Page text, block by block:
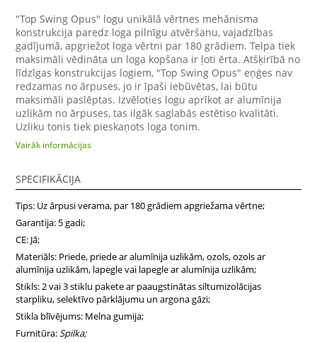
"Top Swing Opus" logu unikālā vērtnes mehānisma
konstrukcija paredz loga pilnīgu atvēršanu, vajadzības
gadījumā, apgriežot loga vērtni par 180 grādiem. Telpa tiek
maksimāli vēdināta un loga kopšana ir ļoti ērta. Atšķirībā no
līdzīgas konstrukcijas logiem, "Top Swing Opus" eņģes nav
redzamas no ārpuses, jo ir īpaši iebūvētas, lai būtu
maksimāli paslēptas. Izvēloties logu aprīkot ar alumīnija
uzlikām no ārpuses, tas ilgāk saglabās estētiso kvalitāti.
Uzliku tonis tiek pieskaņots loga tonim.
Vairāk informācijas
SPECIFIKĀCIJA
Tips: Uz ārpusi verama, par 180 grādiem apgriežama vērtne;
Garantija: 5 gadi;
CE: Jā;
Materiāls: Priede, priede ar alumīnija uzlikām, ozols, ozols ar
alumīnija uzlikām, lapegle vai lapegle ar alumīnija uzlikām;
Stikls: 2 vai 3 stiklu pakete ar paaugstinātas siltumizolācijas
starpliku, selektīvo pārklājumu un argona gāzi;
Stikla blīvējums: Melna gumija;
Furnitūra:Spilka;